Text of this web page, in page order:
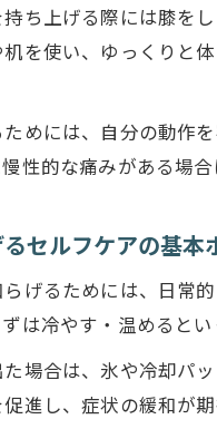
ち上げる際には膝を
を使い、ゆっくりと
めには、自分の動作
性的な痛みがある場
セルフケアの基本
げるためには、日常
は冷やす・温めると
場合は、氷や冷却パ
進し、症状の緩和が